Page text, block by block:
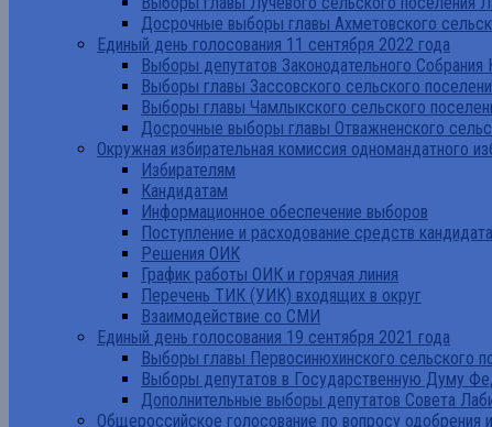
Досрочные выборы главы Ахметовского
Единый день голосования 11 сентября 2022 года
Выборы депутатов Законодательного
Выборы главы Зассовского сельского
Выборы главы Чамлыкского сельского
Досрочные выборы главы Отважненского
Окружная избирательная комиссия одномандатного
Избирателям
Кандидатам
Информационное обеспечение выборов
Поступление и расходование средств
Решения ОИК
График работы ОИК и горячая линия
Перечень ТИК (УИК) входящих в округ
Взаимодействие со СМИ
Единый день голосования 19 сентября 2021 года
Выборы главы Первосинюхинского сельского
Выборы депутатов в Государственную Думу
Дополнительные выборы депутатов Совета
Общероссийское голосование по вопросу